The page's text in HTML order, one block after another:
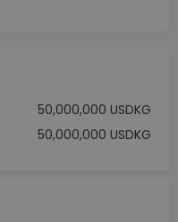
50,000,000 USDKG
50,000,000 USDKG